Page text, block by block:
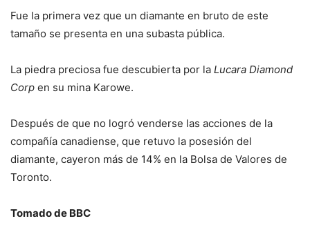
Fue la primera vez que un diamante en bruto de este
tamaño se presenta en una subasta pública.
La piedra preciosa fue descubierta por la Lucara Diamond
Corp en su mina Karowe.
Después de que no logró venderse las acciones de la
compañía canadiense, que retuvo la posesión del
diamante, cayeron más de 14% en la Bolsa de Valores de
Toronto.
Tomado de BBC